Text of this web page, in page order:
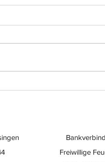
Freiwillige